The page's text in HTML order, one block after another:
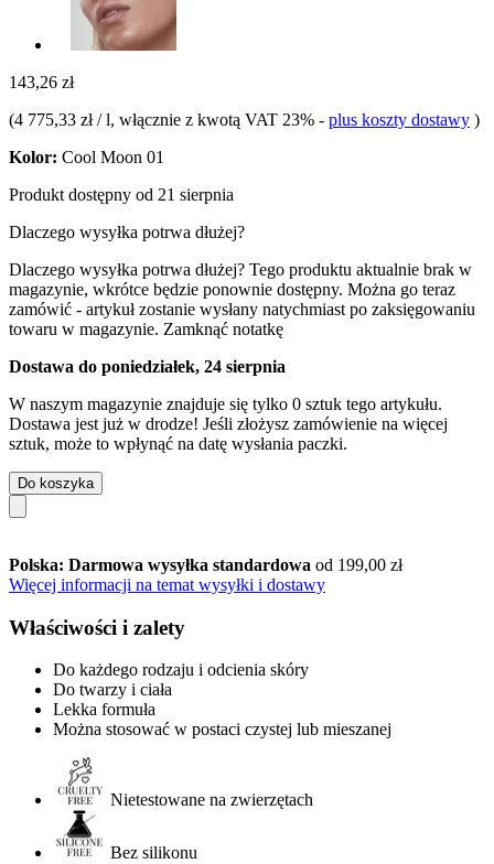
143,26 zł
(4 775,33 zł / l, włącznie z kwotą VAT 23% - plus koszty dostawy )
Kolor: Cool Moon 01
Produkt dostępny od 21 sierpnia
Dlaczego wysyłka potrwa dłużej?
Dlaczego wysyłka potrwa dłużej? Tego produktu aktualnie brak w
magazynie, wkrótce będzie ponownie dostępny. Można go teraz
zamówić - artykuł zostanie wysłany natychmiast po zaksięgowaniu
towaru w magazynie. Zamknąć notatkę
Dostawa do poniedziałek, 24 sierpnia
W naszym magazynie znajduje się tylko 0 sztuk tego artykułu.
Dostawa jest już w drodze! Jeśli złożysz zamówienie na więcej
sztuk, może to wpłynąć na datę wysłania paczki.
Do koszyka
Polska: Darmowa wysyłka standardowa od 199,00 zł
Więcej informacji na temat wysyłki i dostawy
Właściwości i zalety
Do każdego rodzaju i odcienia skóry
Do twarzy i ciała
Lekka formuła
Można stosować w postaci czystej lub mieszanej
Nietestowane na zwierzętach
Bez silikonu